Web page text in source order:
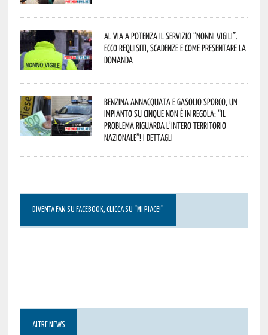
Al via a Potenza il servizio “Nonni Vigili”.
Ecco requisiti, scadenze e come presentare la
domanda
Benzina annacquata e gasolio sporco, un
impianto su cinque non è in regola: “il
problema riguarda l’intero territorio
Nazionale”! I dettagli
DIVENTA FAN SU FACEBOOK, CLICCA SU “MI PIACE!”
ALTRE NEWS